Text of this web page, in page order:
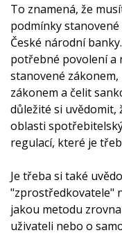
To znamená, že
podmínky
České národní
potřebné povolení a
stanovené
zákonem a čelit
důležité si uvědomit,
oblasti
regulací, které je
Je třeba si také
"zprostředkovatele"
jakou metodu
uživateli nebo o